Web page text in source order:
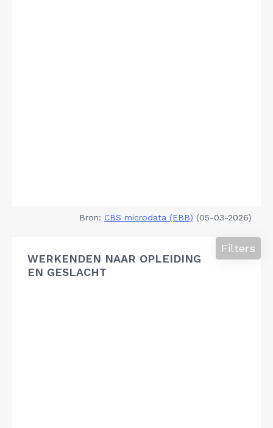
Bron: CBS microdata (EBB) (05-03-2026)
WERKENDEN NAAR OPLEIDING
EN GESLACHT
Filters